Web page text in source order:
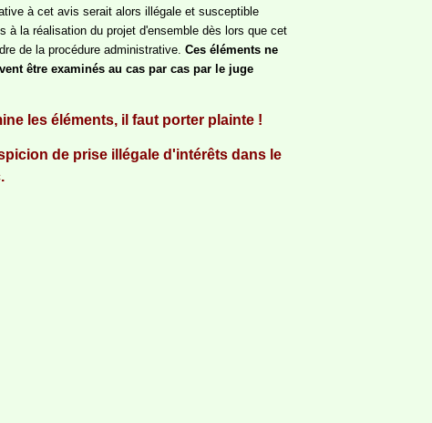
à cet avis serait alors illégale et susceptible
à la réalisation du projet d'ensemble dès lors que cet
de la procédure administrative.Ces éléments ne
être examinés au cas par cas par le juge
les éléments, il faut porter plainte !
de prise illégale d'intérêts dans le